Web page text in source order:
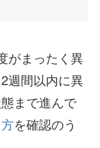
がまったく異
週間以内に異
まで進んで
を確認のう